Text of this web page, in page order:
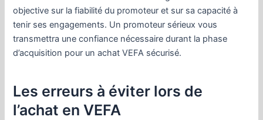
objective sur la fiabilité du promoteur et sur sa capacité à
tenir ses engagements. Un promoteur sérieux vous
transmettra une confiance nécessaire durant la phase
d’acquisition pour un achat VEFA sécurisé.
Les erreurs à éviter lors de
l’achat en VEFA